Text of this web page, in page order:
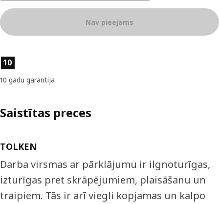
Nav pieejams
Preces īpašības
10
10 gadu garantija
Saistītas preces
TOLKEN
Darba virsmas ar pārklājumu ir ilgnoturīgas,
izturīgas pret skrāpējumiem, plaisāšanu un
traipiem. Tās ir arī viegli kopjamas un kalpo